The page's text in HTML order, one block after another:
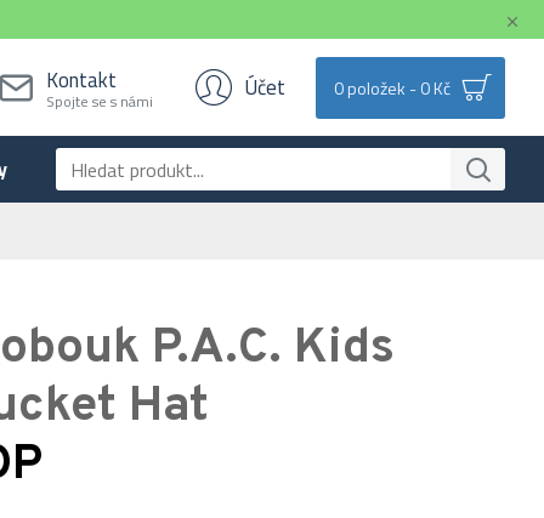
Kontakt
Spojte se s námi Účet 0 položek - 0 Kč
P.A.C. Kids
Hat